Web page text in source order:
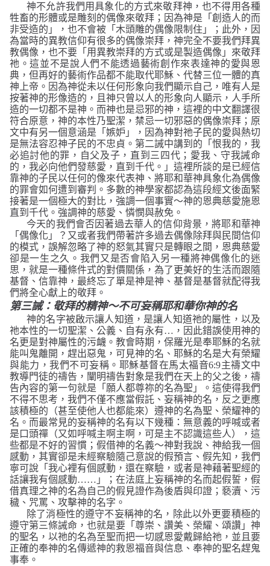
神不允許我們用具象化的方式來敬拜神，也不得用各種
牲畜的形體或是雕刻的偶像來敬拜；因為神是「創造人的而
非受造的」，也不會被「木頭雕的偶像限制住」；此外，因
為當時的異教信仰有很多的偶像崇拜，神完全不要我們拜異
教偶像，也不要「用異教崇拜的方式或是製造偶像」來敬拜
祂。這並不是說人們不能透過藝術創作來表達神的愛與恩
典，但再好的藝術作品都不能取代耶穌、代替三位一體的真
神上帝。因為神從未以任何形象向我們顯示自己，唯有人是
按著神的形像造的，且神只曾以人的形象向人顯示，人手所
造的一切都不是神。而神也是忌邪的神，這裡的中文翻譯很
符合原意，神的本性乃聖潔，禁忌一切邪惡的偶像崇拜；原
文中有另一個意涵是「嫉妒」，因為神對祂子民的愛與熱切
是無法容忍神子民的不忠貞。第二誡中講到的 「恨我的，我
必追討他的罪，自父及子，直到三四代；愛我、守我誡命
的，我必向他們發慈愛，直到千代。」 這裡所談的是已經信
靠神的子民以任何的像來代表神、將耶和華神具象化為偶像
的罪會如何遭到審判。多數的神學家都認為這段經文後面緊
接著是一個極大的對比，強調一個事實～神的恩典慈愛施恩
直到千代。強調神的慈愛、憐憫與赦免。
今天的我們會否因著過去華人的信仰背景，將耶和華神
「偶像化」？又或者我們帶著許多過去偶像除拜與民間信仰
的模式，誤解忽略了神的怒氣其實只是轉眼之間，恩典慈愛
卻是一生之久。我們又是否會陷入另一種將神偶像化的迷
思，就是一種條件式的對價關係，為了更美好的生活而跟隨
基督、信靠神，最終忘了單是神是神、基督是基督就配得我
們將全心獻上的敬拜。
第三誡：敬拜的精神～不可妄稱耶和華你神的名
神的名字被啟示讓人知道，是讓人知道祂的屬性，以及
祂本性的一切聖潔、公義、自有永有… ，因此錯誤使用神的
名更是對神屬性的污衊。教會時期，保羅光是奉耶穌的名就
能叫鬼離開，趕出惡鬼，可見神的名、耶穌的名是大有榮耀
與能力，我們不可妄稱。耶穌基督在馬太福音6:9主禱文中
教導門徒的禱告，闡明禱告對象是我們在天上的父之後，禱
告內容的第一句就是 「願人都尊祢的名為聖」
。這使得我們
不得不思考，我們不僅不應當假託、妄稱神的名，反之更應
該積極的（甚至使他人也都能來）遵神的名為聖、榮耀神的
名。而最常見的妄稱神的名有以下幾種：無意義的呼喊或者
是口頭禪（又如呼喊主啊主啊，可是主不認識這些人），這
些都是不好的習慣；假借神的名義～神對我說、神給我一個
感動，其實卻是未經察驗隨己意說的假預言、假先知，我們
寧可說「我心裡有個感動，還在察驗，或者是神藉著聖經的
話讓我有個感動…… 」；在法庭上妄稱神的名而起假誓，假
借真理之神的名為自己的假見證作為後盾與印證；褻瀆、污
穢、咒罵、攻擊神的名字。
除了消極性的遵守不妄稱神的名，除此以外更要積極的
遵守第三條誡命，也就是要「尊崇、讚美、榮耀、頌讚」神
的聖名，以祂的名為至聖而把一切感恩愛戴歸給祂，並且要
正確的奉神的名傳遞神的救恩福音與信息、奉神的聖名趕鬼
事奉。